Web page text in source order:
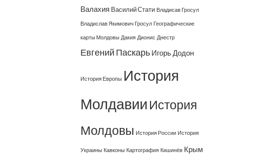
Валахия Василий Стати Владисав Гросул
Владислав Якимович Гросул Географические
карты Молдовы Дакия Дионис Днестр
Евгений Паскарь Игорь Додон
История Европы История
Молдавии История
Молдовы История России История
Украины Кавконы Картография Кишинёв Крым